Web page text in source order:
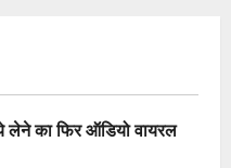
का फिर ऑडियो वायरल